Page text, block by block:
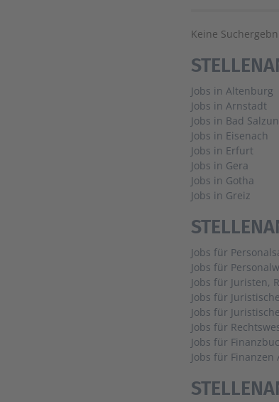
Keine
Jobs in Altenburg
Jobs in Arnstadt
Jobs in Bad
Jobs in Eisenach
Jobs in Erfurt
Jobs in Gera
Jobs in Gotha
Jobs in Greiz
Jobs für
Jobs für
Jobs für Juristen,
Jobs für
Jobs für
Jobs für
Jobs für
Jobs für